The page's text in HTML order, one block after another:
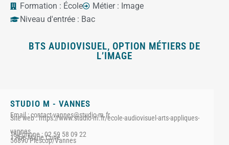
Formation : École Métier : Image
Niveau d'entrée : Bac
BTS AUDIOVISUEL, OPTION MÉTIERS DE
L’IMAGE
STUDIO M - VANNES
Email : contact-vannes@studio-m.fr
Site web : https://www.studio-m.fr/ecole-audiovisuel-arts-appliques-
vannes
Téléphone : 02 59 58 09 22
1 Rue Marie Curie
56890 Plescop/Vannes